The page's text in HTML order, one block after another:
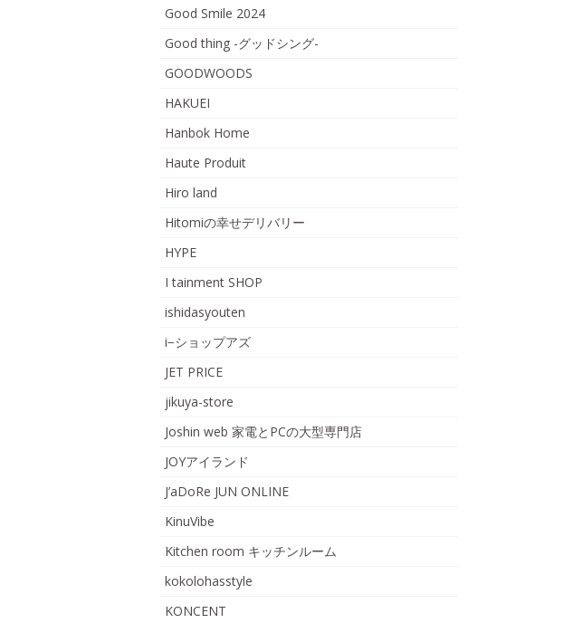
Good Smile 2024
Good thing -グッドシング-
GOODWOODS
HAKUEI
Hanbok Home
Haute Produit
Hiro land
Hitomiの幸せデリバリー
HYPE
I tainment SHOP
ishidasyouten
i−ショップアズ
JET PRICE
jikuya-store
Joshin web 家電とPCの大型専門店
JOYアイランド
J’aDoRe JUN ONLINE
KinuVibe
Kitchen room キッチンルーム
kokolohasstyle
KONCENT